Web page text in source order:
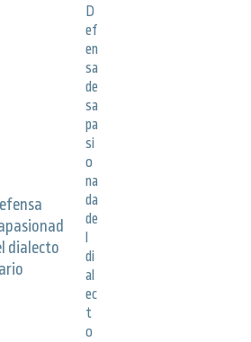
D
ef
en
sa
de
sa
pa
si
o
na
da
de
di
al
ec
t
o